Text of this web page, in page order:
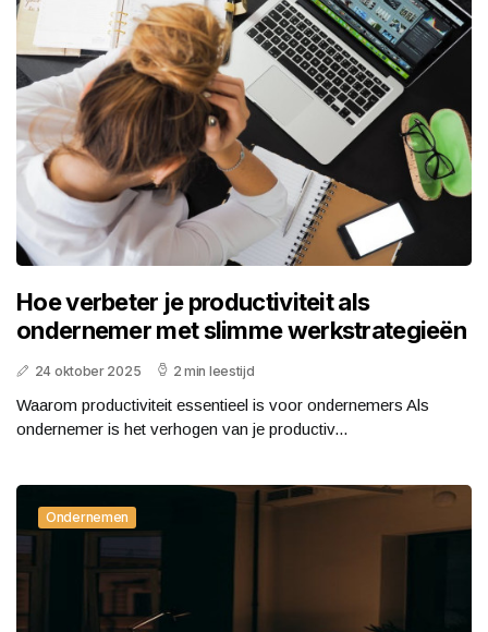
Hoe verbeter je productiviteit als
ondernemer met slimme werkstrategieën
24 oktober 2025 2 min leestijd
Waarom productiviteit essentieel is voor ondernemers Als
ondernemer is het verhogen van je productiv...
Ondernemen